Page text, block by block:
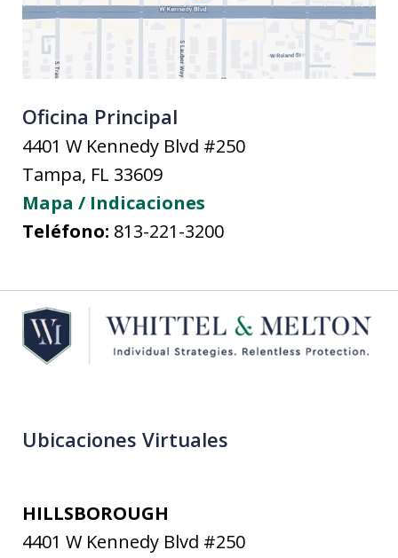
Oficina Principal
4401 W Kennedy Blvd #250
Tampa, FL 33609
Mapa / Indicaciones
Teléfono: 813-221-3200
Ubicaciones Virtuales
HILLSBOROUGH
4401 W Kennedy Blvd #250